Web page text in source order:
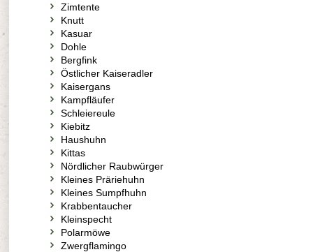
Zimtente
Knutt
Kasuar
Dohle
Bergfink
Östlicher Kaiseradler
Kaisergans
Kampfläufer
Schleiereule
Kiebitz
Haushuhn
Kittas
Nördlicher Raubwürger
Kleines Präriehuhn
Kleines Sumpfhuhn
Krabbentaucher
Kleinspecht
Polarmöwe
Zwergflamingo